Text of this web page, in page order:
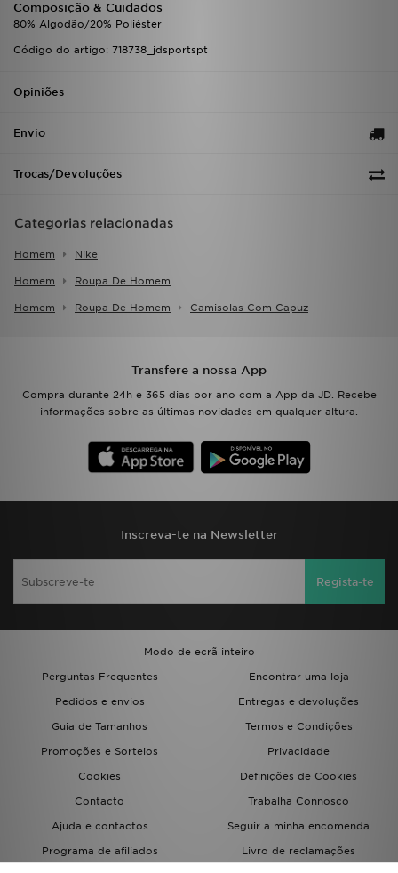
Composição & Cuidados
80% Algodão/20% Poliéster
Código do artigo: 718738_jdsportspt
Opiniões
Envio
Trocas/Devoluções
Categorias relacionadas
Homem Nike
Homem Roupa De Homem
Homem Roupa De Homem Camisolas Com Capuz
Transfere a nossa App
Compra durante 24h e 365 dias por ano com a App da JD. Recebe
informações sobre as últimas novidades em qualquer altura.
Inscreva-te na Newsletter
Regista-te
Modo de ecrã inteiro
Perguntas Frequentes
Encontrar uma loja
Pedidos e envios
Entregas e devoluções
Guia de Tamanhos
Termos e Condições
Promoções e Sorteios
Privacidade
Cookies
Definições de Cookies
Contacto
Trabalha Connosco
Ajuda e contactos
Seguir a minha encomenda
Programa de afiliados
Livro de reclamações